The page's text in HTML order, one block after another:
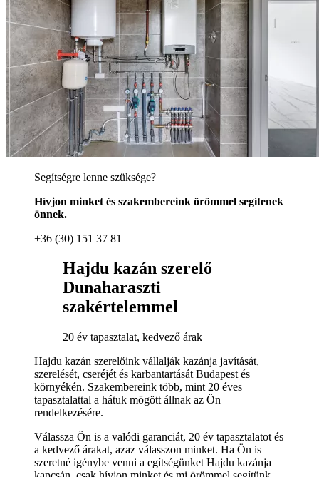
Segítségre lenne szüksége?
Hívjon minket és szakembereink örömmel segítenek
önnek.
+36 (30) 151 37 81
Hajdu kazán szerelő
Dunaharaszti
szakértelemmel
20 év tapasztalat, kedvező árak
Hajdu kazán szerelőink vállalják kazánja javítását,
szerelését, cseréjét és karbantartását Budapest és
környékén. Szakembereink több, mint 20 éves
tapasztalattal a hátuk mögött állnak az Ön
rendelkezésére.
Válassza Ön is a valódi garanciát, 20 év tapasztalatot és
a kedvező árakat, azaz válasszon minket. Ha Ön is
szeretné igénybe venni a egítségünket Hajdu kazánja